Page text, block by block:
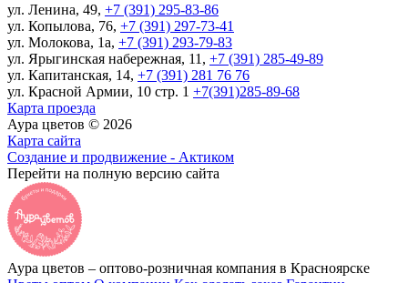
ул. Ленина, 49, +7 (391) 295-83-86
ул. Копылова, 76, +7 (391) 297-73-41
ул. Молокова, 1а, +7 (391) 293-79-83
ул. Ярыгинская набережная, 11, +7 (391) 285-49-89
ул. Капитанская, 14, +7 (391) 281 76 76
ул. Красной Армии, 10 стр. 1 +7(391)285-89-68
Карта проезда
Аура цветов © 2026
Карта сайта
Создание и продвижение - Актиком
Перейти на полную версию сайта
Аура цветов – оптово-розничная компания в Красноярске